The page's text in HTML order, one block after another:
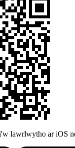
lawrlwytho ar iOS